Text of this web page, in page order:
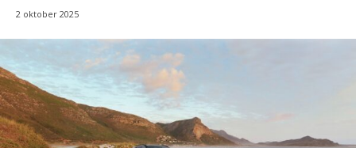
2 oktober 2025